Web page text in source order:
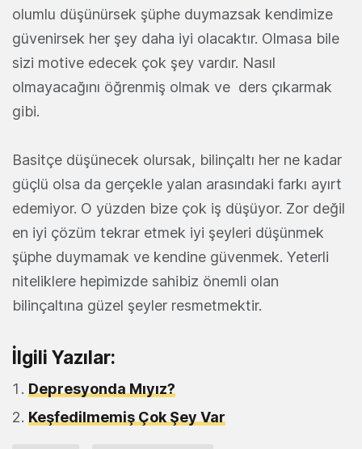
olumlu düşünürsek şüphe duymazsak kendimize
güvenirsek her şey daha iyi olacaktır. Olmasa bile
sizi motive edecek çok şey vardır. Nasıl
olmayacağını öğrenmiş olmak ve ders çıkarmak
gibi.
Basitçe düşünecek olursak, bilinçaltı her ne kadar
güçlü olsa da gerçekle yalan arasındaki farkı ayırt
edemiyor. O yüzden bize çok iş düşüyor. Zor değil
en iyi çözüm tekrar etmek iyi şeyleri düşünmek
şüphe duymamak ve kendine güvenmek. Yeterli
niteliklere hepimizde sahibiz önemli olan
bilinçaltına güzel şeyler resmetmektir.
İlgili Yazılar:
Depresyonda Mıyız?
Keşfedilmemiş Çok Şey Var